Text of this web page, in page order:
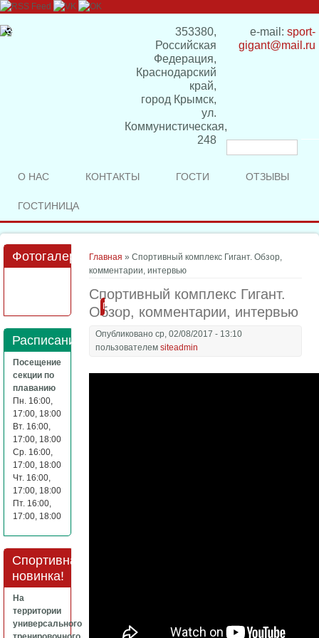
353380,
Российская
Федерация,
Краснодарский
край,
город Крымск,
ул.
Коммунистическая,
248
e-mail: sport-
gigant@mail.ru
поиска
О НАС КОНТАКТЫ ГОСТИ ОТЗЫВЫ
ГОСТИНИЦА
Вы здесь
Главная » Спортивный комплекс Гигант. Обзор,
комментарии, интервью
Спортивный комплекс Гигант.
Обзор, комментарии, интервью
Опубликовано ср, 02/08/2017 - 13:10
пользователемsiteadmin
Фотогалерея
Подробнее
Расписание
Посещение
секции по
плаванию
Пн. 16:00,
17:00, 18:00
Вт. 16:00,
17:00, 18:00
Ср. 16:00,
17:00, 18:00
Чт. 16:00,
17:00, 18:00
Пт. 16:00,
17:00, 18:00
Спортивная
новинка!
На
территории
универсального